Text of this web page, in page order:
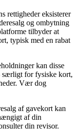
rettigheder eksisterer
og ombytning
tilbyder at
typisk med en rabat
kan disse
for fysiske kort,
Vær dog
af gavekort kan
af din
din revisor.